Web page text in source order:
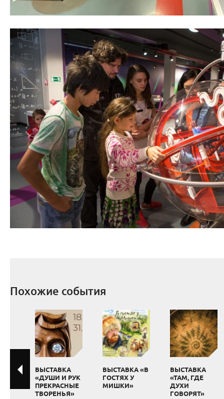
Похожие события
ВЫСТАВКА
«ДУШИ И РУК
ПРЕКРАСНЫЕ
ТВОРЕНЬЯ»
ВЫСТАВКА «В
ГОСТЯХ У
МИШКИ»
ВЫСТАВКА
«ТАМ, ГДЕ
ДУХИ
ГОВОРЯТ»